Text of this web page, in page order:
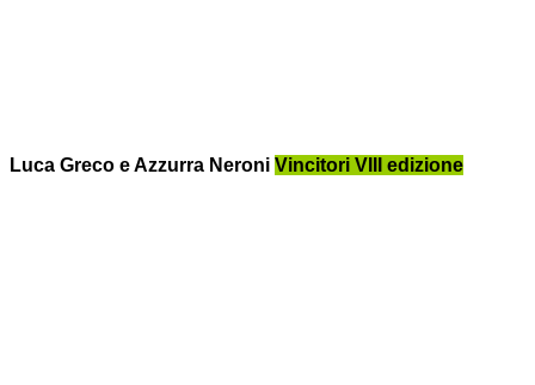
Luca Greco e Azzurra Neroni Vincitori VIII edizione